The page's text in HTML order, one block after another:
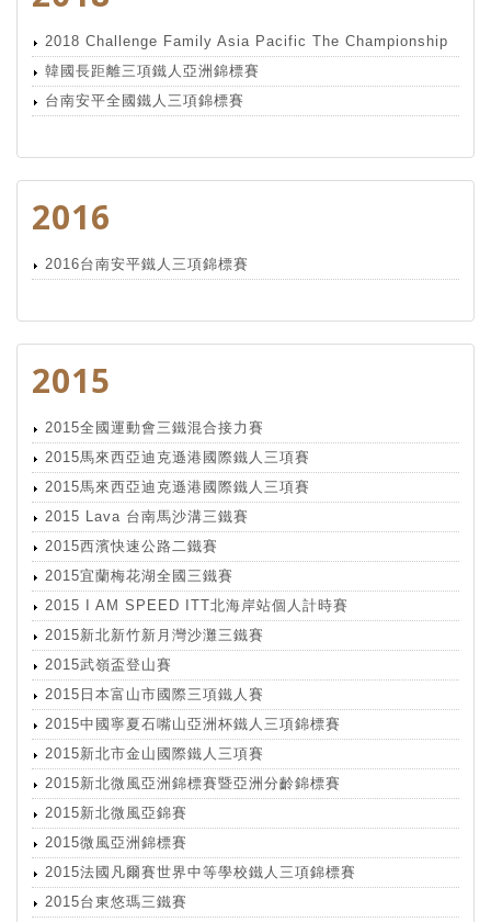
2018 Challenge Family Asia Pacific The Championship
韓國長距離三項鐵人亞洲錦標賽
台南安平全國鐵人三項錦標賽
2016
2016台南安平鐵人三項錦標賽
2015
2015全國運動會三鐵混合接力賽
2015馬來西亞迪克遜港國際鐵人三項賽
2015馬來西亞迪克遜港國際鐵人三項賽
2015 Lava 台南馬沙溝三鐵賽
2015西濱快速公路二鐵賽
2015宜蘭梅花湖全國三鐵賽
2015 I AM SPEED ITT北海岸站個人計時賽
2015新北新竹新月灣沙灘三鐵賽
2015武嶺盃登山賽
2015日本富山市國際三項鐵人賽
2015中國寧夏石嘴山亞洲杯鐵人三項錦標賽
2015新北市金山國際鐵人三項賽
2015新北微風亞洲錦標賽暨亞洲分齡錦標賽
2015新北微風亞錦賽
2015微風亞洲錦標賽
2015法國凡爾賽世界中等學校鐵人三項錦標賽
2015台東悠瑪三鐵賽